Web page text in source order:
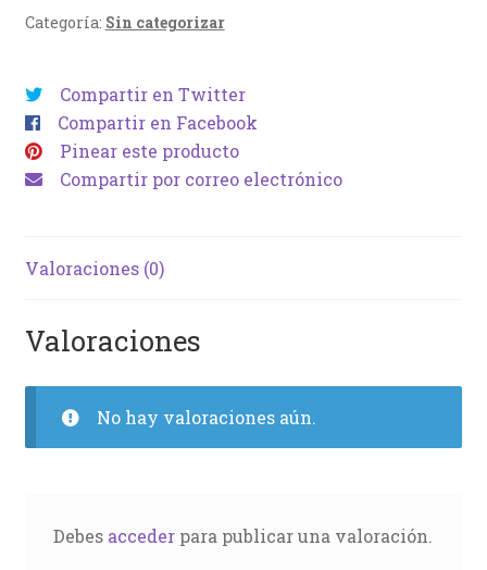
Categoría: Sin categorizar
Compartir en Twitter
Compartir en Facebook
Pinear este producto
Compartir por correo electrónico
Valoraciones (0)
Valoraciones
No hay valoraciones aún.
Debes accederpara publicar una valoración.